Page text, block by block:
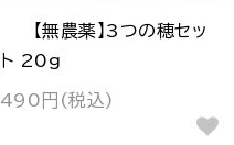
【無農薬】3つの穂セッ
ト 20g
490円(税込)